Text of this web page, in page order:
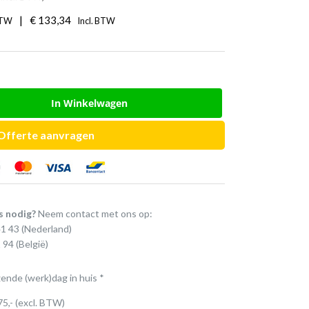
| € 133,34 Incl. BTW
In Winkelwagen
aanvragen
nodig?Neem contact met ons op:
43 (Nederland)
94(België)
(werk)dag in huis *
(excl. BTW)